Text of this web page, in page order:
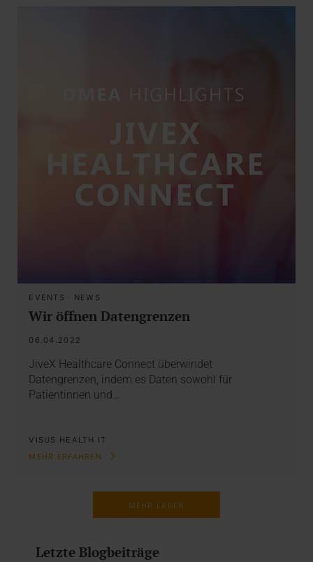
EVENTS · NEWS
Wir öffnen Datengrenzen
06.04.2022
JiveX Healthcare Connect überwindet
Datengrenzen, indem es Daten sowohl für
Patientinnen und…
VISUS HEALTH IT
MEHR ERFAHREN
MEHR LADEN
Letzte Blogbeiträge